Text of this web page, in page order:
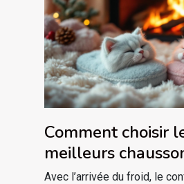
Comment choisir
meilleurs
de chat pour
Avec l’arrivée du froid, le